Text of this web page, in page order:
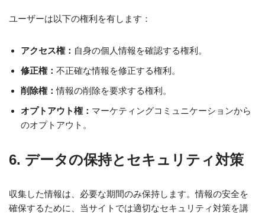
ユーザーは以下の権利を有します：
アクセス権： 自身の個人情報を確認する権利。
修正権： 不正確な情報を修正する権利。
削除権：情報の削除を要求する権利。
オプトアウト権： マーケティングコミュニケーションから
のオプトアウト。
6. データの保持とセキュリティ対策
収集した情報は、必要な期間のみ保持します。情報の安全を
確保するために、当サイトでは適切なセキュリティ対策を講